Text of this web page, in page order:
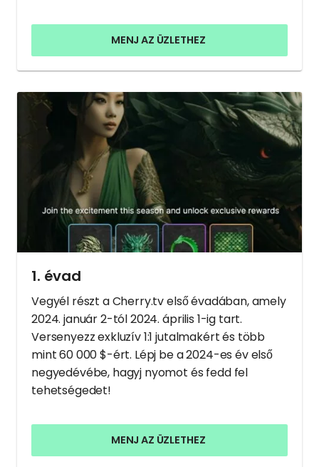
MENJ AZ ÜZLETHEZ
1. évad
Vegyél részt a Cherry.tv első évadában, amely
2024. január 2-tól 2024. április 1-ig tart.
Versenyezz exkluzív 1:1 jutalmakért és több
mint 60 000 $-ért. Lépj be a 2024-es év első
negyedévébe, hagyj nyomot és fedd fel
tehetségedet!
MENJ AZ ÜZLETHEZ